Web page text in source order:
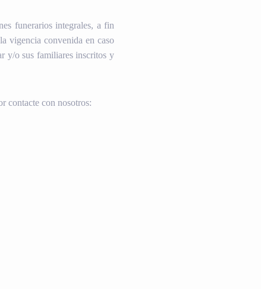
funerarios integrales, a fin
vigencia convenida en caso
y/o sus familiares inscritos y
contacte con nosotros: